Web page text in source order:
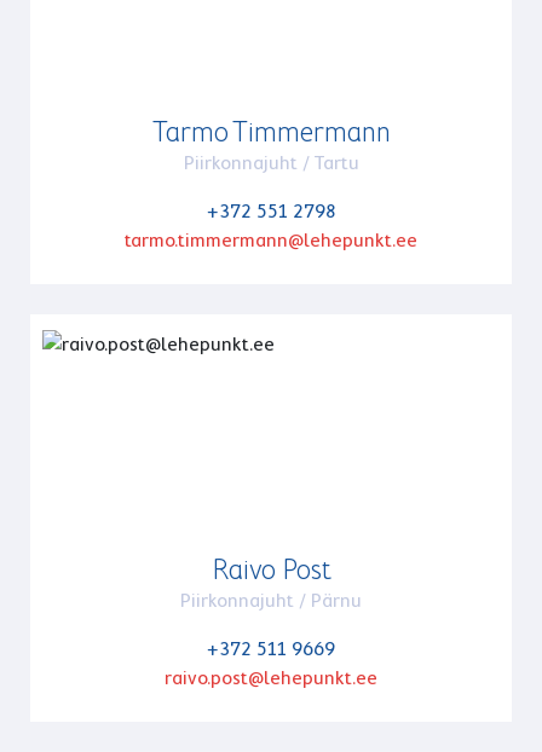
Tarmo Timmermann
Piirkonnajuht / Tartu
+372 551 2798
tarmo.timmermann@lehepunkt.ee
Raivo Post
Piirkonnajuht / Pärnu
+372 511 9669
raivo.post@lehepunkt.ee